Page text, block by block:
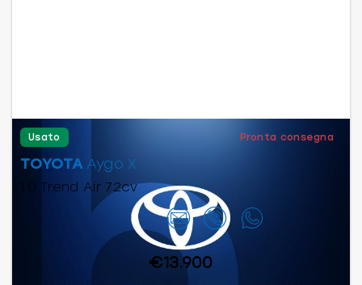
Usato Pronta consegna
TOYOTA Aygo X
1.0 Trend Air 72cv
Contattaci
€13.900